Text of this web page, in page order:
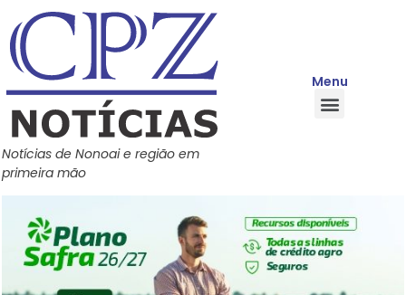
Notícias de Nonoai e região em
primeira mão
Menu